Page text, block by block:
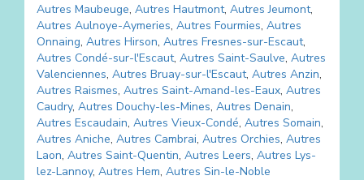
Autres Maubeuge, Autres Hautmont, Autres Jeumont,
Autres Aulnoye-Aymeries, Autres Fourmies, Autres
Onnaing, Autres Hirson, Autres Fresnes-sur-Escaut,
Autres Condé-sur-l'Escaut, Autres Saint-Saulve, Autres
Valenciennes, Autres Bruay-sur-l'Escaut, Autres Anzin,
Autres Raismes, Autres Saint-Amand-les-Eaux, Autres
Caudry, Autres Douchy-les-Mines, Autres Denain,
Autres Escaudain, Autres Vieux-Condé, Autres Somain,
Autres Aniche, Autres Cambrai, Autres Orchies, Autres
Laon, Autres Saint-Quentin, Autres Leers, Autres Lys-
lez-Lannoy, Autres Hem, Autres Sin-le-Noble